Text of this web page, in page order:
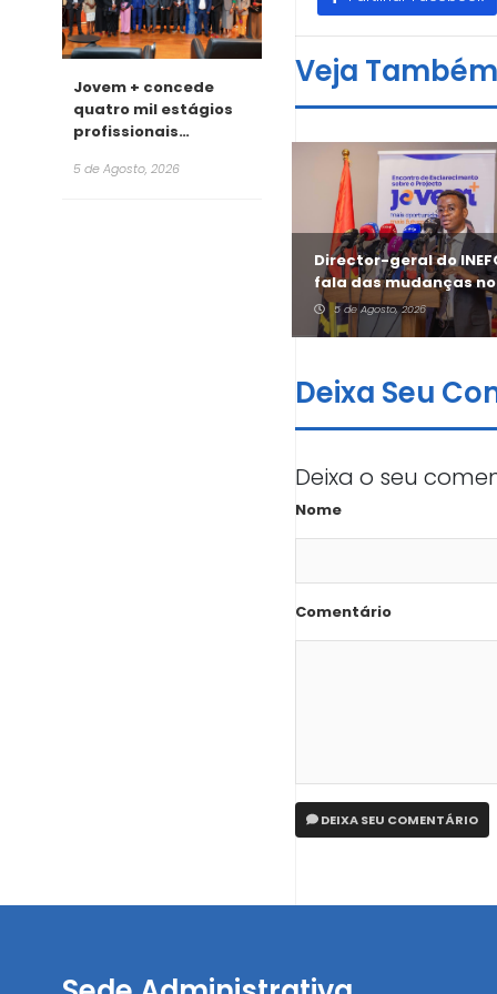
Jovem + concede
quatro mil estágios
profissionais
2026
5 de Agosto, 2026
Veja Também
Director-geral do
fala das mudanças no
Jovem +
5 de Agosto, 2026
Deixa Seu
Deixa o seu
Nome
Comentário
DEIXA SEU COMENTÁRIO